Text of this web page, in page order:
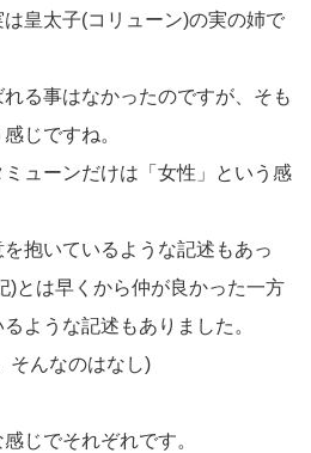
は皇太子(コリューン)の実の姉で
る事はなかったのですが、そも
じですね。
ューンだけは「女性」という感
抱いているような記述もあっ
)とは早くから仲が良かった一方
ような記述もありました。
そんなのはなし)
じでそれぞれです。